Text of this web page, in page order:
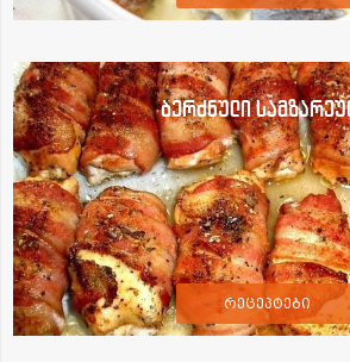
ბერძნული
რეცეპტები